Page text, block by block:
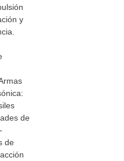
y
de
de